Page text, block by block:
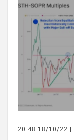
20:48 18/10/22 |